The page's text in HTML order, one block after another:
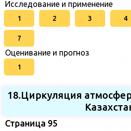
Исследование и применение
1 2 3 4
7
Оценивание и прогноз
1
18.Циркуляция
Страница 95